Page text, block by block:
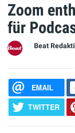
Zoom
für
Beat
EMAIL
TWITTER